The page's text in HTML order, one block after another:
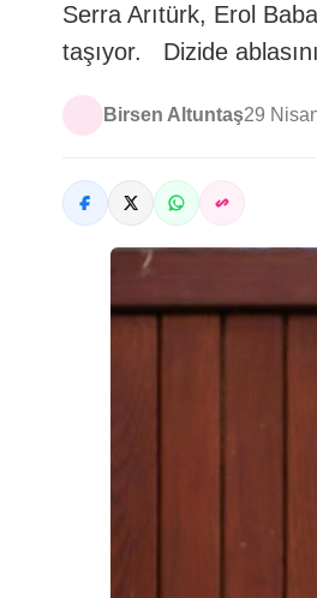
Serra Arıtürk, Erol
taşıyor. Dizide
Birsen Altuntaş29